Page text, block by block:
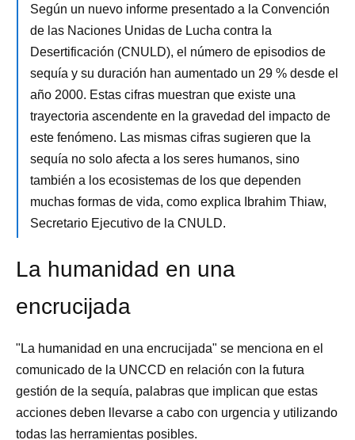
Según un nuevo informe presentado a la Convención
de las Naciones Unidas de Lucha contra la
Desertificación (CNULD), el número de episodios de
sequía y su duración han aumentado un 29 % desde el
año 2000. Estas cifras muestran que existe una
trayectoria ascendente en la gravedad del impacto de
este fenómeno. Las mismas cifras sugieren que la
sequía no solo afecta a los seres humanos, sino
también a los ecosistemas de los que dependen
muchas formas de vida, como explica Ibrahim Thiaw,
Secretario Ejecutivo de la CNULD.
La humanidad en una
encrucijada
"La humanidad en una encrucijada" se menciona en el
comunicado de la UNCCD en relación con la futura
gestión de la sequía, palabras que implican que estas
acciones deben llevarse a cabo con urgencia y utilizando
todas las herramientas posibles.